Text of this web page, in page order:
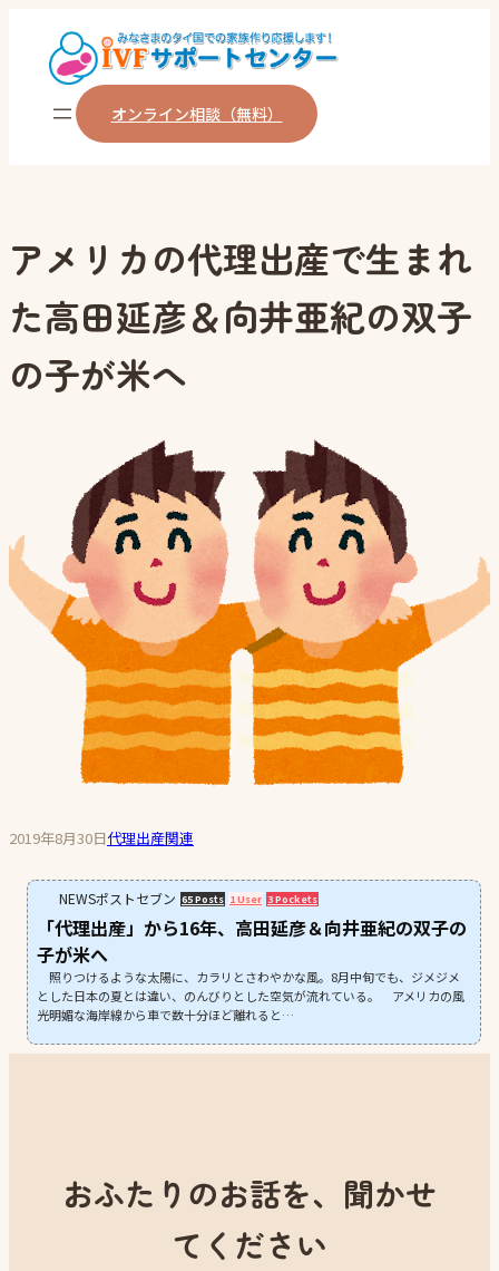
プ
オンライン相談（無料）
アメリカの代理出産で生まれ
た高田延彦＆向井亜紀の双子
の子が米へ
2019年8月30日代理出産関連
NEWSポストセブン 65 Posts 1 User 3 Pockets
「代理出産」から16年、高田延彦＆向井亜紀の双子の
子が米へ
照りつけるような太陽に、カラリとさわやかな風。8月中旬でも、ジメジメ
とした日本の夏とは違い、のんびりとした空気が流れている。 アメリカの風
光明媚な海岸線から車で数十分ほど離れると…
おふたりのお話を、聞かせ
てください